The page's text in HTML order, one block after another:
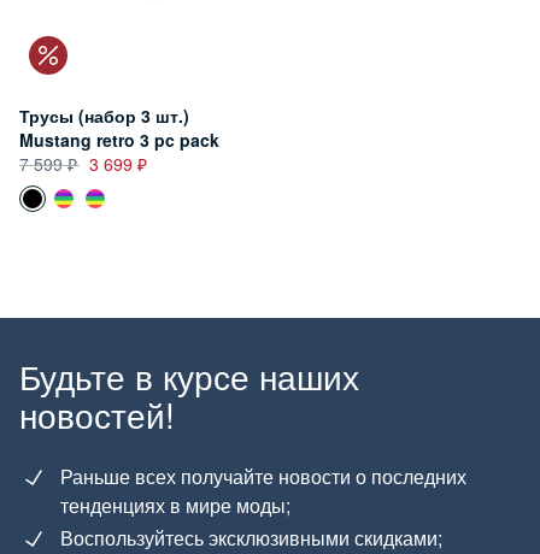
Трусы (набор 3 шт.)
Mustang retro 3 pc pack
7 599
3 699
Будьте в курсе наших
новостей!
Раньше всех получайте новости о последних
тенденциях в мире моды;
Воспользуйтесь эксклюзивными скидками;